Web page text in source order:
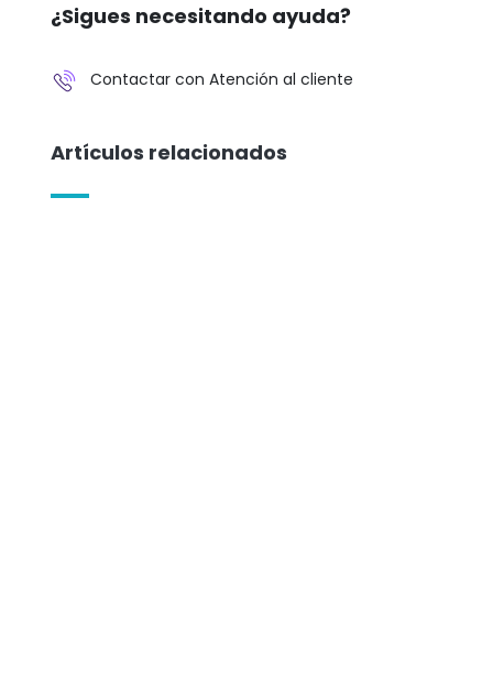
¿Sigues necesitando ayuda?
Contactar con Atención al cliente
Artículos relacionados